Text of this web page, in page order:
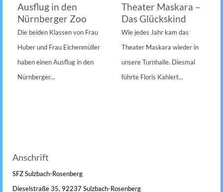
Ausflug in den
Nürnberger Zoo
Die beiden Klassen von Frau
Huber und Frau Eichenmüller
haben einen Ausflug in den
Nürnberger...
Theater Maskara –
Das Glückskind
Wie jedes Jahr kam das
Theater Maskara wieder in
unsere Turnhalle. Diesmal
führte Floris Kahlert...
Anschrift
SFZ Sulzbach-Rosenberg
Dieselstraße 35, 92237 Sulzbach-Rosenberg